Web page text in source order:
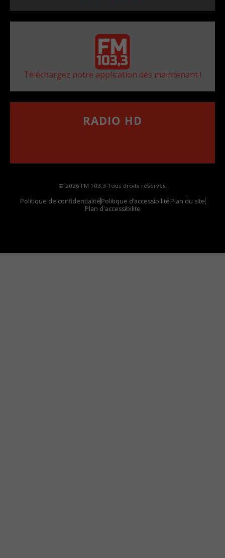
Téléchargez notre application dès maintenant !
RADIO HD
© 2026 FM 103,3 Tous droits réservés.
Politique de confidentialitéPolitique d’accessibilitéPlan du site
Plan d'accessibilite